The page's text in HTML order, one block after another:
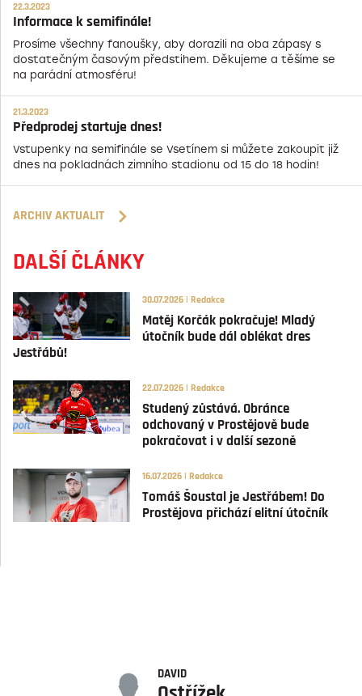
22.3.2023
Informace k semifinále!
Prosíme všechny fanoušky, aby dorazili na oba zápasy s
dostatečným časovým předstihem. Děkujeme a těšíme se
na parádní atmosféru!
21.3.2023
Předprodej startuje dnes!
Vstupenky na semifinále se Vsetínem si můžete zakoupit již
dnes na pokladnách zimního stadionu od 15 do 18 hodin!
ARCHIV AKTUALIT
DALŠÍ ČLÁNKY
30.07.2026 | Redakce
Matěj Korčák pokračuje! Mladý
útočník bude dál oblékat dres
Jestřábů!
22.07.2026 | Redakce
Studený zůstává. Obránce
odchovaný v Prostějově bude
pokračovat i v další sezoně
16.07.2026 | Redakce
Tomáš Šoustal je Jestřábem! Do
Prostějova přichází elitní útočník
DAVID